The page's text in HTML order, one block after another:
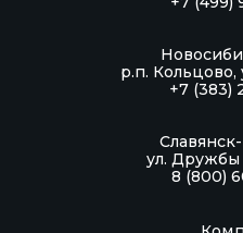
р.п. Кольцово,
+7 (383)
ул. Дружбы
8 (800)